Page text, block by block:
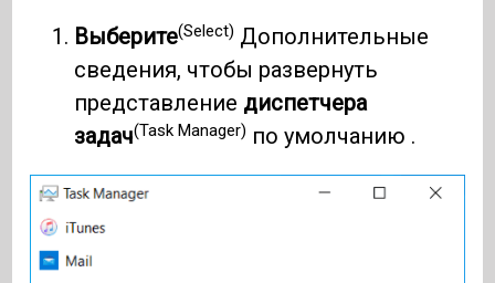
Выберите(Select) Дополнительные
сведения, чтобы развернуть
представление диспетчера
задач(Task Manager) по умолчанию .